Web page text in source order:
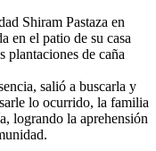
Shiram Pastaza en
en el patio de su casa
plantaciones de caña
salió a buscarla y
lo ocurrido, la familia
logrando la aprehensión